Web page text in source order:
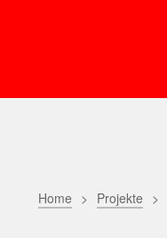
Home Projekte